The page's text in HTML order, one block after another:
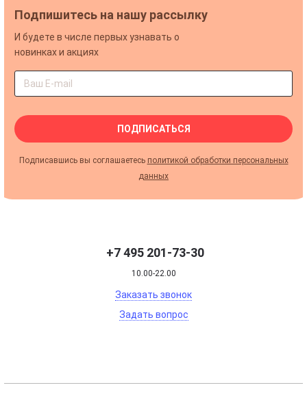
Подпишитесь на нашу рассылку
И будете в числе первых узнавать о
новинках и акциях
ПОДПИСАТЬСЯ
Подписавшись вы соглашаетесь политикой обработки персональных
данных
+7 495 201-73-30
10.00-22.00
Заказать звонок
Задать вопрос